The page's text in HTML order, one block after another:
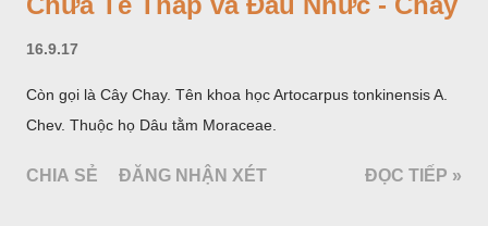
16.9.17
Còn gọi là Cây Chay. Tên khoa học Artocarpus tonkinensis A.
Chev. Thuộc họ Dâu tằm Moraceae.
CHIA SẺ ĐĂNG NHẬN XÉT ĐỌC TIẾP »